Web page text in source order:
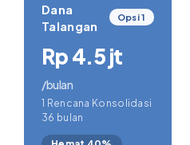
Dana
Talangan
Opsi 1
Rp 4.5 jt
/bulan
1 Rencana Konsolidasi
36 bulan